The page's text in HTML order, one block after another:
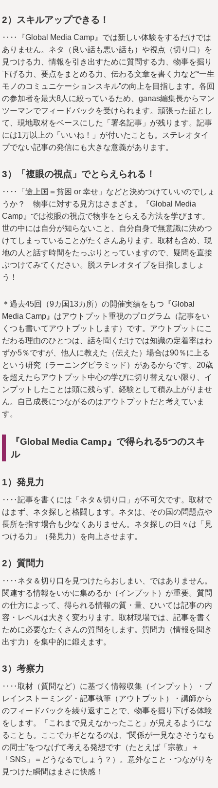
2）スキルアップできる！
‥‥『Global Media Camp』では新しい体験をするだけでは
ありません。ネタ（良い話も悪い話も）や視点（切り口）を
見つける力、情報を引き出すために質問する力、物事を掘り
下げる力、要点をまとめる力、伝わる文章を書く力など“一生
モノのコミュニケーションスキル”の向上を目指します。各回
の参加者を最大8人に絞っているため、ganas編集長からマン
ツーマンでフィードバックを受けられます。頑張った証とし
て、現地取材をベースにした「署名記事」が残ります。記事
には1万以上の「いいね！」が付いたことも。ステレオタイ
プでない記事の発信にも大きな意義があります。
3）「複眼の視点」でとらえられる！
‥‥「途上国＝貧困 or 幸せ」などと決めつけていいのでしょ
うか？ 物事に対する見方はさまざま。『Global Media
Camp』では複眼の視点で物事をとらえる方法を学びます。
世の中には自分が知らないこと、自分自身で無意識に決めつ
けてしまっていることがたくさんあります。取材も含め、現
地の人と話す時間をたっぷりとっていますので、疑問を直接
ぶつけてみてください。脱ステレオタイプを目指しましょ
う！
＊過去45回（9カ国13カ所）の開催実績をもつ『Global
Media Camp』はアウトプット重視のプログラム（記事をい
くつも書いてアウトプットします）です。アウトプットにこ
だわる理由のひとつは、話を聞くだけでは知識の定着率はわ
ずか5％ですが、他人に教えた（伝えた）場合は90％に上る
という研究（ラーニングピラミッド）があるからです。20歳
を超えたらアウトプット中心の学びに切り替えない限り、イ
ンプットしたことは頭に残らず、経験として積み上がりませ
ん。自己成長につながるのはアウトプットだと考えていま
す。
『Global Media Camp』で得られる5つのスキ
ル
1）発見力
‥‥記事を書くには「ネタ＆切り口」が不可欠です。取材で
はまず、ネタ探しと格闘します。ネタは、その国の問題点や
長所を指す場合も少なくありません。ネタ探しの日々は「見
つける力」（発見力）を向上させます。
2）質問力
‥‥ネタ＆切り口を見つけたらおしまい、ではありません。
関連する情報をいかに集めるか（インプット）が重要。質問
の仕方によって、得られる情報の質・量、ひいては記事の内
容・レベルは大きく変わります。取材現場では、記事を書く
ために必要なたくさんの質問をします。質問力（情報を聞き
出す力）を集中的に鍛えます。
3）考察力
‥‥取材（質問など）に基づく情報収集（インプット）・ブ
レインストーミング・記事執筆（アウトプット）・講師から
のフィードバックを繰り返すことで、物事を掘り下げる体験
をします。「これまで見えなかったこと」が見えるようにな
ることも。ここでカギとなるのは、“関係が一見なさそうなも
の同士”をつなげて考える発想です（たとえば「宗教」＋
「SNS」＝どうなるでしょう？）。意外なこと・つながりを
見つけた瞬間はまさに快感！